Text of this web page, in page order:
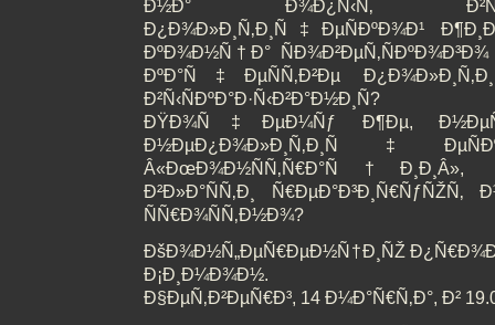
Ð½Ð° Ð¾Ð¿Ñ‹Ñ‚
Ð¿Ð¾Ð»Ð¸Ñ‚Ð¸Ñ‡ÐµÑÐºÐ¾Ð¹
ÐºÐ¾Ð½Ñ†Ð°
ÐºÐ°Ñ‡ÐµÑÑ‚Ð²Ðµ
Ð²Ñ‹ÑÐºÐ°Ð·Ñ‹Ð²Ð°Ð½Ð¸Ñ?
ÐŸÐ¾Ñ‡ÐµÐ¼Ñƒ Ð¶Ðµ,
Â«ÐœÐ¾Ð½ÑÑ‚Ñ€Ð°Ñ†Ð¸Ð¸Â»,
Ð²Ð»Ð°ÑÑ‚Ð¸
ÑÑ€Ð¾ÑÑ‚Ð½Ð¾?
ÐšÐ¾Ð½Ñ„ÐµÑ€ÐµÐ½Ñ†Ð¸ÑŽ
Ð¡Ð¸Ð¼Ð¾Ð½.
Ð§ÐµÑ‚Ð²ÐµÑ€Ð³, 14 Ð¼Ð°Ñ€Ñ‚Ð°, Ð²